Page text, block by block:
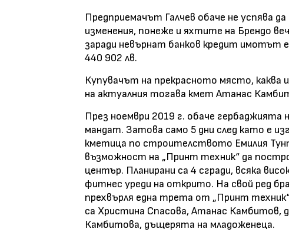
Предприемачът Галчев обаче не успява
изменения, понеже и яхтите на Брендо
заради невърнат банков кредит имотът
440 902 лв.
Купувачът на прекрасното място,
на актуалния тогава кмет Атанас
През ноември 2019 г. обаче гербаджията
мандат. Затова само 5 дни след като е
кметица по строителството Емилия
възможност на „Принт техник“ да
център. Планирани са 4 сгради, всяка
фитнес уреди на открито. На свой ред
прехвърля една трета от „Принт
са Христина Спасова, Атанас Камбитов,
Камбитова, дъщерята на младоженеца.